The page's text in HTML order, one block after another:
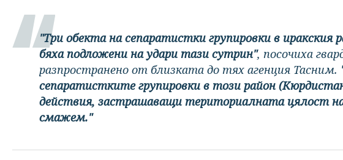
"Три обекта на сепаратистки групировки в иракския
бяха подложени на удари тази сутрин", посочиха
разпространено от близката до тях агенция Тасним.
сепаратистките групировки в този район
действия, застрашаващи териториалната цялост
смажем."